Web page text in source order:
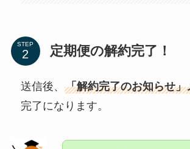
STEP 定期便の解約完了！
送信後、 「解約完了のお知らせ」
完了になります。